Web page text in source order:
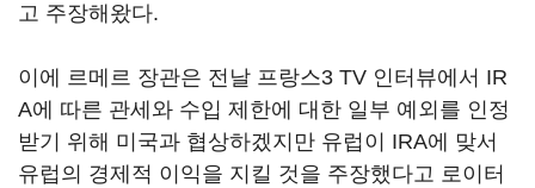
고 주장해왔다.
이에 르메르 장관은 전날 프랑스3 TV 인터뷰에서 IR
A에 따른 관세와 수입 제한에 대한 일부 예외를 인정
받기 위해 미국과 협상하겠지만 유럽이 IRA에 맞서
유럽의 경제적 이익을 지킬 것을 주장했다고 로이터